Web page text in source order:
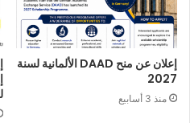
إعلان عن منح DAAD الألمانية لسنة
2027
منذ 3 أسابيع